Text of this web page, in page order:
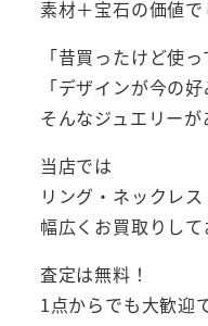
素材＋宝石の価値
「昔買ったけど使っ
「デザインが今の好
そんなジュエリー
当店では
リング・ネックレ
幅広くお買取りし
査定は無料！
1点からでも大歓迎